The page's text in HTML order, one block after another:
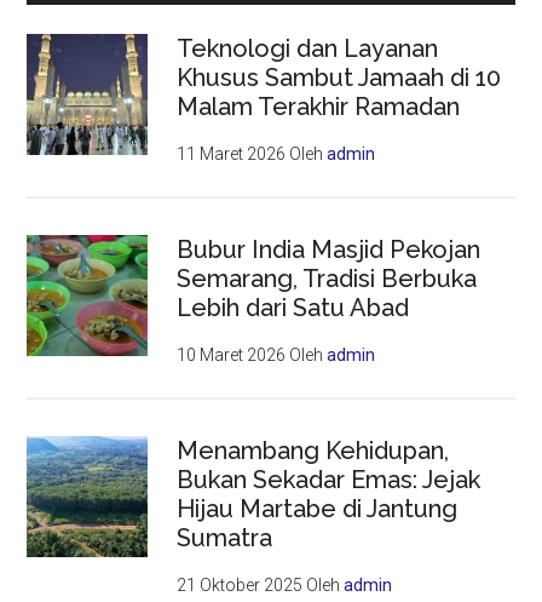
Teknologi dan Layanan
Khusus Sambut Jamaah di 10
Malam Terakhir Ramadan
11 Maret 2026 Olehadmin
Bubur India Masjid Pekojan
Semarang, Tradisi Berbuka
Lebih dari Satu Abad
10 Maret 2026 Olehadmin
Menambang Kehidupan,
Bukan Sekadar Emas: Jejak
Hijau Martabe di Jantung
Sumatra
21 Oktober 2025 Olehadmin